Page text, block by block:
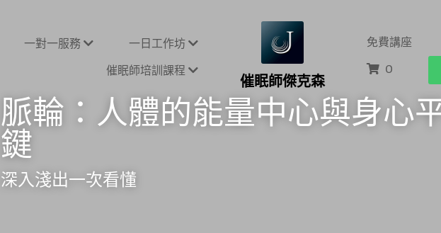
一對一服務
一日工作坊
催眠師培訓課程
催眠師傑克森
免費講座
0
脈輪：人體的能量中心與身心
鍵
深入淺出一次看懂